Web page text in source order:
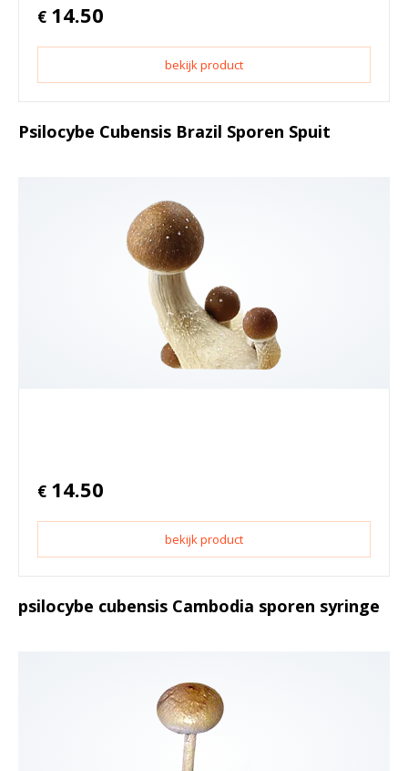
€ 14.50
bekijk product
Psilocybe Cubensis Brazil Sporen Spuit
€ 14.50
bekijk product
psilocybe cubensis Cambodia sporen syringe